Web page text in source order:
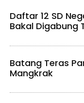
Daftar 12 SD
Bakal Digabung
Batang Teras
Mangkrak